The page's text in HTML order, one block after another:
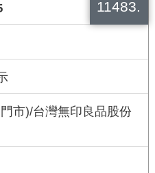
11483.
市)/台灣無印良品股份